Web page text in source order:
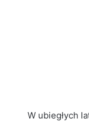
W ubiegłych